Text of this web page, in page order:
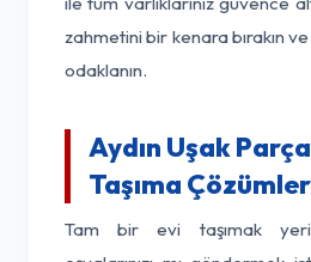
zahmetini bir kenara bırakın
odaklanın.
Aydın Uşak
Taşıma
Tam bir evi taşımak